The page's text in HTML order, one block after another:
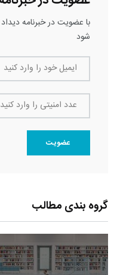
با عضویت در خبرنامه
شود
ایمیل خود را وارد کنید
عدد امنیتی را وارد کنید
عضویت
گروه بندی مطالب